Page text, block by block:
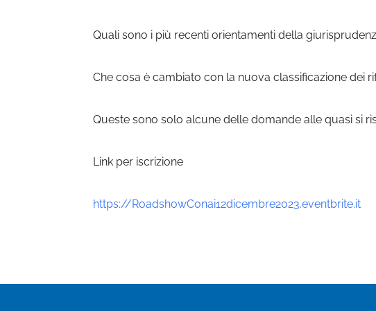
Quali sono i più recenti orientamenti della
Che cosa è cambiato con la nuova classificazione dei
Queste sono solo alcune delle domande alle quasi si
Link per iscrizione
https://RoadshowConai12dicembre2023.eventbrite.it